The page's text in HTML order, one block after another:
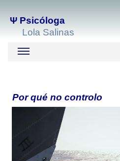
Ψ Psicóloga
Lola Salinas
Por qué no controlo